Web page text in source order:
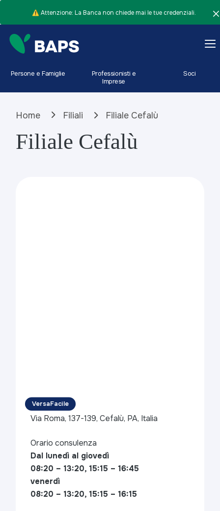
⚠️ Attenzione: La Banca non chiede mai le tue credenziali.
Persone e Famiglie
Professionisti e
Imprese
Soci
Home Filiali Filiale Cefalù
Filiale Cefalù
VersaFacile
Via Roma, 137-139, Cefalù, PA, Italia
Orario consulenza
Dal lunedì al giovedì
08:20 – 13:20, 15:15 – 16:45
venerdì
08:20 – 13:20, 15:15 – 16:15